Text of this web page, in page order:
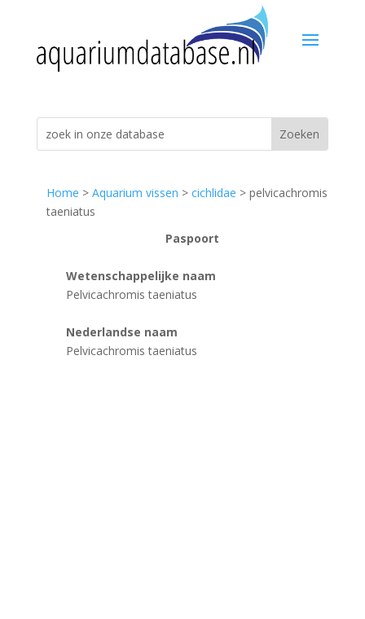
Home > Aquarium vissen > cichlidae > pelvicachromis
taeniatus
Paspoort
Wetenschappelijke naam
Pelvicachromis taeniatus
Nederlandse naam
Pelvicachromis taeniatus